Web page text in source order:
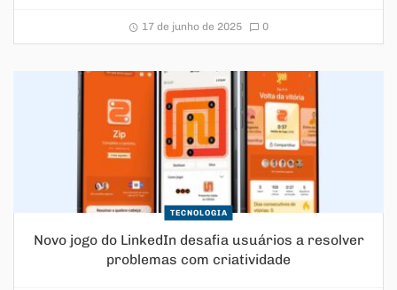
17 de junho de 2025 0
TECNOLOGIA
Novo jogo do LinkedIn desafia usuários a resolver
problemas com criatividade